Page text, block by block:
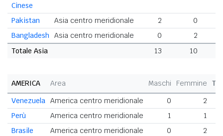
Cinese
Pakistan
Asia centro meridionale 2 0
Bangladesh
Asia centro meridionale 0 2
Totale Asia
13 10
AMERICA Area Maschi Femmine
Venezuela America centro meridionale 0
2
Perù
America centro meridionale 1
1
Brasile
America centro meridionale 0
2